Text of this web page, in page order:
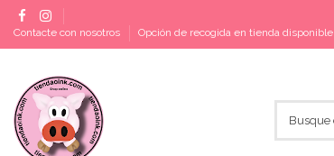
Contacte con nosotros Opción de recogida en tienda disponible